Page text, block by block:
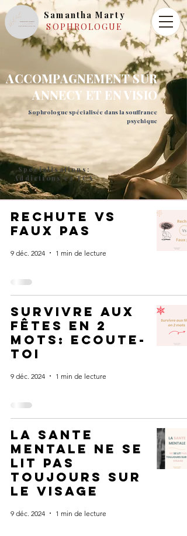
Samantha Marty
SOPHROLOGUE
ACCOMPAGNEMENT SUR
ANNECY ET EN VISIO
Sophrologue spécialisée dans la souffrance
psychique
Spécialisations:
Addictions et TCA
rechute vs
faux pas
9 déc. 2024 1 min de lecture
survivre aux
fêtes en 2
mots: ecoute-
toi
9 déc. 2024 1 min de lecture
La sante
mentale ne se
lit pas
toujours sur
le visage
9 déc. 2024 1 min de lecture